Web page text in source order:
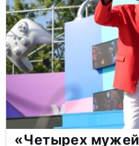
«Четырех